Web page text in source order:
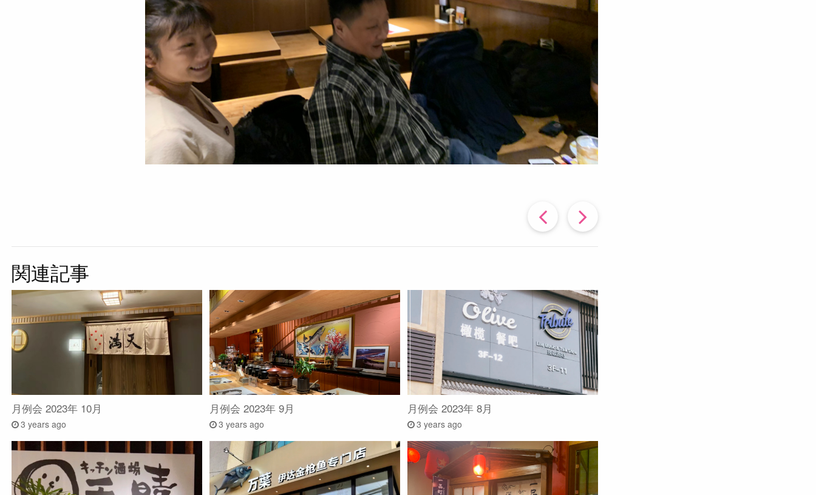
過
去
の
投
稿
の
投
稿
へ
関連記事
月例会 2023年 10月
3 years ago
月例会 2023年 9月
3 years ago
月例会 2023年 8月
3 years ago